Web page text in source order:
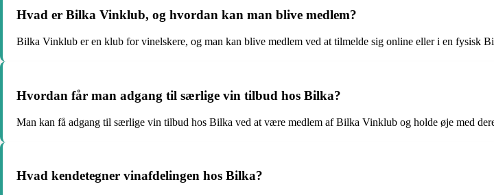
Hvad er Bilka Vinklub, og hvordan kan man blive medlem?
Bilka Vinklub er en klub for vinelskere, og man kan blive medlem ved at tilmelde sig online eller i en fysisk
Hvordan får man adgang til særlige vin tilbud hos Bilka?
Man kan få adgang til særlige vin tilbud hos Bilka ved at være medlem af Bilka Vinklub og holde øje med
Hvad kendetegner vinafdelingen hos Bilka?